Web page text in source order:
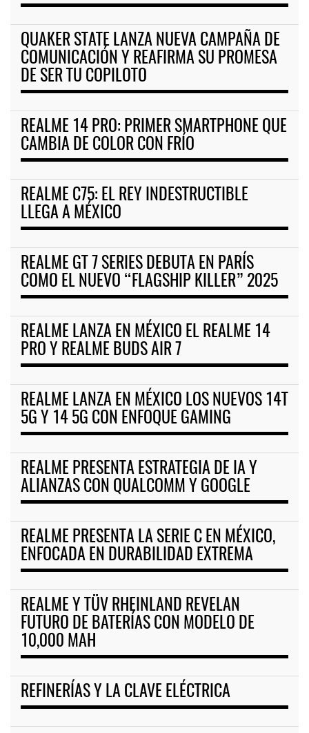
QUAKER STATE LANZA NUEVA CAMPAÑA DE
COMUNICACIÓN Y REAFIRMA SU PROMESA
DE SER TU COPILOTO
REALME 14 PRO: PRIMER SMARTPHONE QUE
CAMBIA DE COLOR CON FRÍO
REALME C75: EL REY INDESTRUCTIBLE
LLEGA A MÉXICO
REALME GT 7 SERIES DEBUTA EN PARÍS
COMO EL NUEVO “FLAGSHIP KILLER” 2025
REALME LANZA EN MÉXICO EL REALME 14
PRO Y REALME BUDS AIR 7
REALME LANZA EN MÉXICO LOS NUEVOS 14T
5G Y 14 5G CON ENFOQUE GAMING
REALME PRESENTA ESTRATEGIA DE IA Y
ALIANZAS CON QUALCOMM Y GOOGLE
REALME PRESENTA LA SERIE C EN MÉXICO,
ENFOCADA EN DURABILIDAD EXTREMA
REALME Y TÜV RHEINLAND REVELAN
FUTURO DE BATERÍAS CON MODELO DE
10,000 MAH
REFINERÍAS Y LA CLAVE ELÉCTRICA